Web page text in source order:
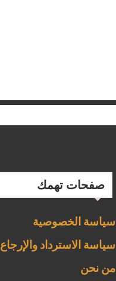
صفحات تهمك
سياسة الخصوصية
سياسة الاسترداد والإرجاع
من نحن